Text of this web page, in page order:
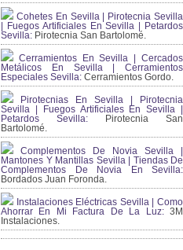
Cohetes En Sevilla | Pirotecnia Sevilla
| Fuegos Artificiales En Sevilla | Petardos
Sevilla: Pirotecnia San Bartolomé.
Cerramientos En Sevilla | Cercados
Metálicos En Sevilla | Cerramientos
Especiales Sevilla: Cerramientos Gordo.
Pirotecnias En Sevilla | Pirotecnia
Sevilla | Fuegos Artificiales En Sevilla |
Petardos Sevilla: Pirotecnia San
Bartolomé.
Complementos De Novia Sevilla |
Mantones Y Mantillas Sevilla | Tiendas De
Complementos De Novia En Sevilla:
Bordados Juan Foronda.
Instalaciones Eléctricas Sevilla | Como
Ahorrar En Mi Factura De La Luz:3M
Instalaciones.